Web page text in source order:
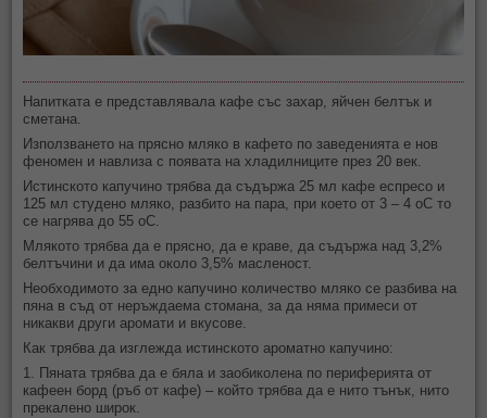
Напитката е представлявала кафе със захар, яйчен белтък и
сметана.
Използването на прясно мляко в кафето по заведенията е нов
феномен и навлиза с появата на хладилниците през 20 век.
Истинското капучино трябва да съдържа 25 мл кафе еспресо и
125 мл студено мляко, разбито на пара, при което от 3 – 4oС то
се нагрява до 55oС.
Млякото трябва да е прясно, да е краве, да съдържа над 3,2%
белтъчини и да има около 3,5% масленост.
Необходимото за едно капучино количество мляко се разбива на
пяна в съд от неръждаема стомана, за да няма примеси от
никакви други аромати и вкусове.
Как трябва да изглежда истинското ароматно капучино:
1. Пяната трябва да е бяла и заобиколена по периферията от
кафеен борд (ръб от кафе) – който трябва да е нито тънък, нито
прекалено широк.